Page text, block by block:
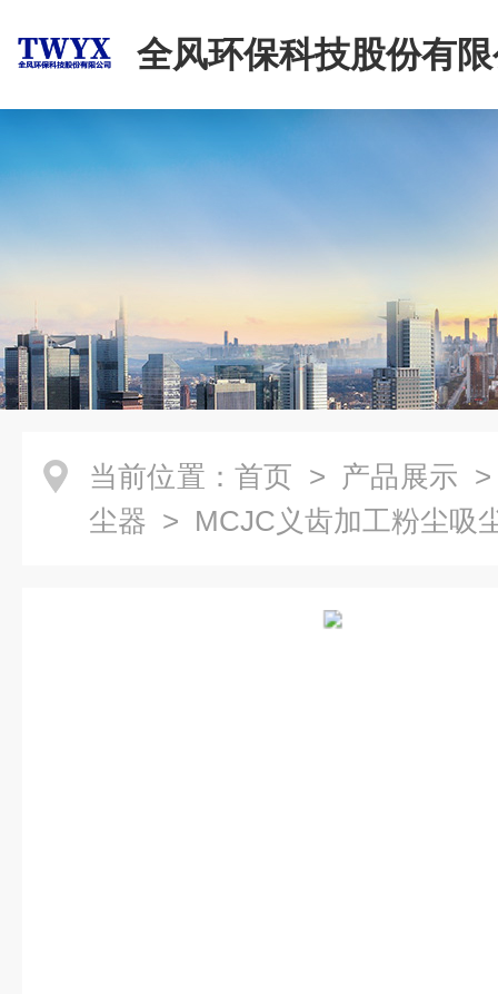
全风环保科技股份有
当前位置： 首页 > 产品展示
尘器 > MCJC义齿加工粉尘吸